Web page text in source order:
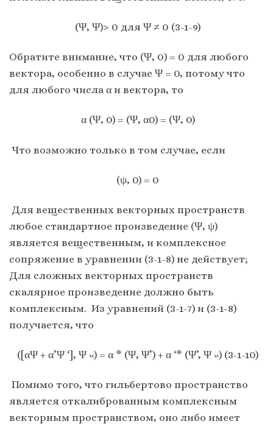
(Ψ, Ψ)> 0 для Ψ ≠ 0 (3-1-9)
Обратите внимание, что (Ψ, 0) = 0 для любого
вектора, особенно в случае Ψ = 0, потому что
для любого числа α и вектора, то
α (Ψ, 0) = (Ψ, α0) = (Ψ, 0)
Что возможно только в том случае, если
(ψ, 0) = 0
Для вещественных векторных пространств
любое стандартное произведение (Ψ, ψ)
является вещественным, и комплексное
сопряжение в уравнении (3-1-8) не действует;
Для сложных векторных пространств
скалярное произведение должно быть
комплексным. Из уравнений (3-1-7) и (3-1-8)
получается, что
([αΨ + α’Ψ ‘], Ψ «) = α * (Ψ, Ψ’) + α ‘* (Ψ’, Ψ ») (3-1-10)
Помимо того, что гильбертово пространство
является откалиброванным комплексным
векторным пространством, оно либо имеет